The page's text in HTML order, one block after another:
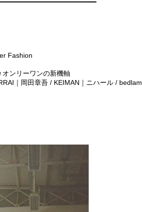
Fashion
オンリーワンの新機軸
｜岡田章吾 / KEIMAN｜ニハール / bedlam